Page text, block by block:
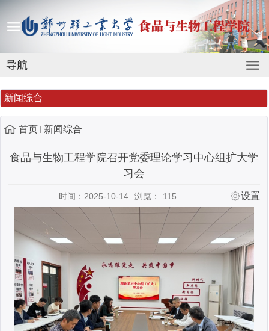
导航
新闻综合
首页 新闻综合
食品与生物工程学院召开党委理论学习中心组扩大学
习会
时间：2025-10-14 浏览： 115 设置